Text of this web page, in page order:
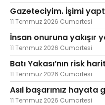
Gazeteciyim. İşimi
11 Temmuz 2026 Cumartesi
İnsan onuruna yakışır
11 Temmuz 2026 Cumartesi
Batı Yakası’nın risk
11 Temmuz 2026 Cumartesi
Asıl başarımız
11 Temmuz 2026 Cumartesi